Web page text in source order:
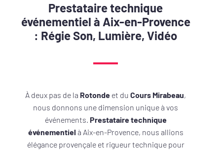
Prestataire technique
événementiel à Aix-en-Provence
: Régie Son, Lumière, Vidéo
À deux pas de la Rotonde et du Cours Mirabeau,
nous donnons une dimension unique à vos
événements. Prestataire technique
événementiel à Aix-en-Provence, nous allions
élégance provençale et rigueur technique pour